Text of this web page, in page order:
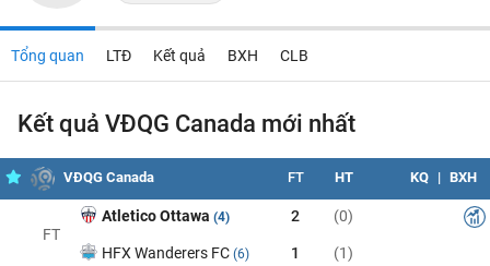
Tổng quan LTĐ Kết quả BXH CLB
Kết quả VĐQG Canada mới nhất
VĐQG Canada FT HT KQ | BXH
FT
Atletico Ottawa (4) 2 (0)
HFX Wanderers FC (6) 1 (1)